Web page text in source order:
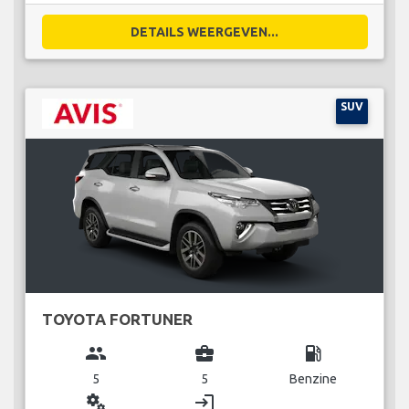
DETAILS WEERGEVEN...
SUV
TOYOTA FORTUNER
group
5
business_center
5
local_gas_station
Benzine
miscellaneous_services login